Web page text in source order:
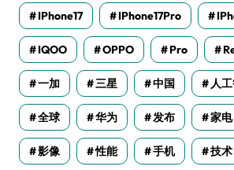
IPhone17 IPhone17Pro
IQOO OPPO Pro
一加 三星 中国 人
全球 华为 发布 家电
影像 性能 手机 技术